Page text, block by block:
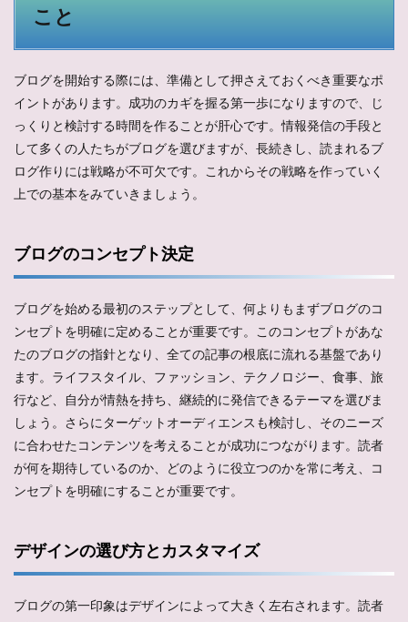
こと
ブログを開始する際には、準備として押さえておくべき重要なポ
イントがあります。成功のカギを握る第一歩になりますので、じ
っくりと検討する時間を作ることが肝心です。情報発信の手段と
して多くの人たちがブログを選びますが、長続きし、読まれるブ
ログ作りには戦略が不可欠です。これからその戦略を作っていく
上での基本をみていきましょう。
ブログのコンセプト決定
ブログを始める最初のステップとして、何よりもまずブログのコ
ンセプトを明確に定めることが重要です。このコンセプトがあな
たのブログの指針となり、全ての記事の根底に流れる基盤であり
ます。ライフスタイル、ファッション、テクノロジー、食事、旅
行など、自分が情熱を持ち、継続的に発信できるテーマを選びま
しょう。さらにターゲットオーディエンスも検討し、そのニーズ
に合わせたコンテンツを考えることが成功につながります。読者
が何を期待しているのか、どのように役立つのかを常に考え、コ
ンセプトを明確にすることが重要です。
デザインの選び方とカスタマイズ
ブログの第一印象はデザインによって大きく左右されます。読者